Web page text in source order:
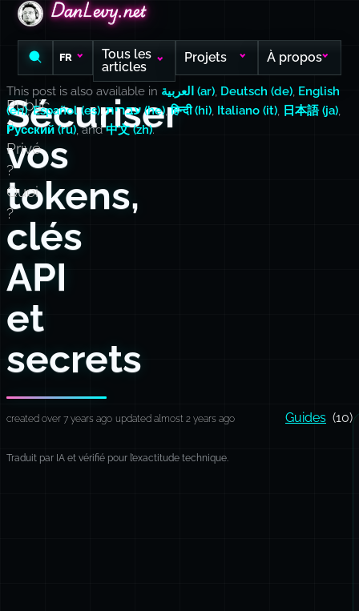
DanLevy.net
DanLevy.net
DanLevy.net
FR
Tous les
articles
Projets À propos
Sécuriser
vos
tokens,
clés
API
et
secrets
Public
?
Privé
?
Quoi
?
This post is also available in العربية (ar), Deutsch (de), English
(en),Español (es), עברית (he),हिन्दी (hi), Italiano (it), 日本語 (ja),
Русский (ru), and中文 (zh).
created over 7 years ago updated almost 2 years ago Guides (10)
Traduit par IA et vérifié pour l’exactitude technique.